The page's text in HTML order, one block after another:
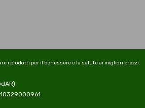
i prodotti per il benessere e la salute ai migliori prezzi.
10329000961